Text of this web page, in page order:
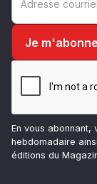
En vous
hebdomadaire
éditions du